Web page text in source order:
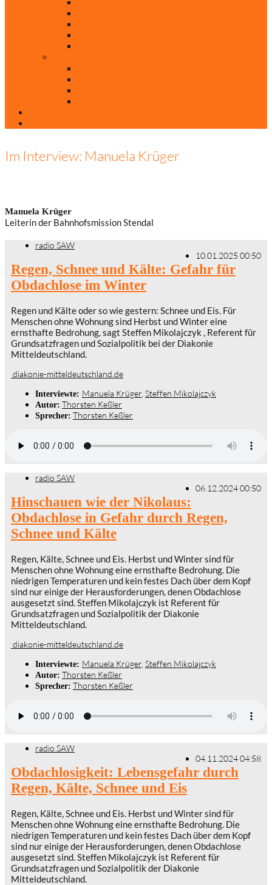
Im Interview: Manuela Krüger
Manuela Krüger
Leiterin der Bahnhofsmission Stendal
radio SAW
10.01.2025 00:50
Regen, Schnee und Kälte: Gefahr für
Obdachlose im Winter
Regen und Kälte oder so wie gestern: Schnee und Eis. Für
Menschen ohne Wohnung sind Herbst und Winter eine
ernsthafte Bedrohung, sagt Steffen Mikolajczyk , Referent für
Grundsatzfragen und Sozialpolitik bei der Diakonie
Mitteldeutschland.
diakonie-mitteldeutschland.de
Interviewte: Manuela Krüger Steffen Mikolajczyk
Autor: Thorsten Keßler
Sprecher: Thorsten Keßler
radio SAW
06.12.2024 00:50
Hinschauen wie der Nikolaus:
Obdachlose in Gefahr durch Regen,
Schnee und Kälte
Regen, Kälte, Schnee und Eis. Herbst und Winter sind für
Menschen ohne Wohnung eine ernsthafte Bedrohung. Die
niedrigen Temperaturen und kein festes Dach über dem Kopf
sind nur einige der Herausforderungen, denen Obdachlose
ausgesetzt sind. Steffen Mikolajczyk ist Referent für
Grundsatzfragen und Sozialpolitik der Diakonie
Mitteldeutschland.
diakonie-mitteldeutschland.de
Interviewte: Manuela Krüger Steffen Mikolajczyk
Autor: Thorsten Keßler
Sprecher: Thorsten Keßler
radio SAW
04.11.2024 04:58
Obdachlosigkeit: Lebensgefahr durch
Regen, Kälte, Schnee und Eis
Regen, Kälte, Schnee und Eis. Herbst und Winter sind für
Menschen ohne Wohnung eine ernsthafte Bedrohung. Die
niedrigen Temperaturen und kein festes Dach über dem Kopf
sind nur einige der Herausforderungen, denen Obdachlose
ausgesetzt sind. Steffen Mikolajczyk ist Referent für
Grundsatzfragen und Sozialpolitik der Diakonie
Mitteldeutschland.